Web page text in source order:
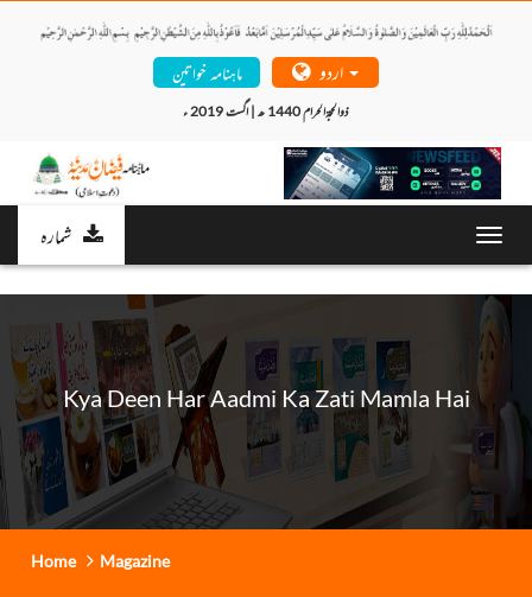
ماہنامہ خواتین
ذوالحجۃالحرام 1440 ھ | اگست 2019 ء
شمارہ
Kya Deen Har Aadmi Ka Zati Mamla Hai
Home Magazine